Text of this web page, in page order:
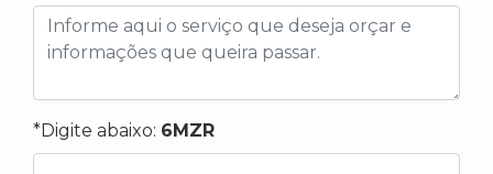
*Digite abaixo: 6MZR